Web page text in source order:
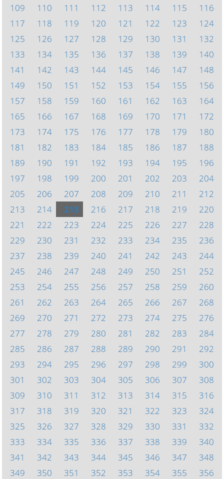
109
110 111 112 113 114 115
116
117
118 119 120 121 122 123
124
125
126 127 128 129 130 131
132
133
134 135 136 137 138 139
140
141
142 143 144 145 146 147
148
149
150 151 152 153 154 155
156
157
158 159 160 161 162 163
164
165
166 167 168 169 170 171
172
173
174 175 176 177 178 179
180
181
182 183 184 185 186 187
188
189
190 191 192 193 194 195
196
197
198 199 200 201 202 203
204
205
206 207 208 209 210 211
212
213
214 215 216 217 218 219
220
221
222 223 224 225 226 227
228
229
230 231 232 233 234 235
236
237
238 239 240 241 242 243
244
245
246 247 248 249 250 251
252
253
254 255 256 257 258 259
260
261
262 263 264 265 266 267
268
269
270 271 272 273 274 275
276
277
278 279 280 281 282 283
284
285
286 287 288 289 290 291
292
293
294 295 296 297 298 299
300
301
302 303 304 305 306 307
308
309
310 311 312 313 314 315
316
317
318 319 320 321 322 323
324
325
326 327 328 329 330 331
332
333
334 335 336 337 338 339
340
341
342 343 344 345 346 347
348
349
350 351 352 353 354 355 356